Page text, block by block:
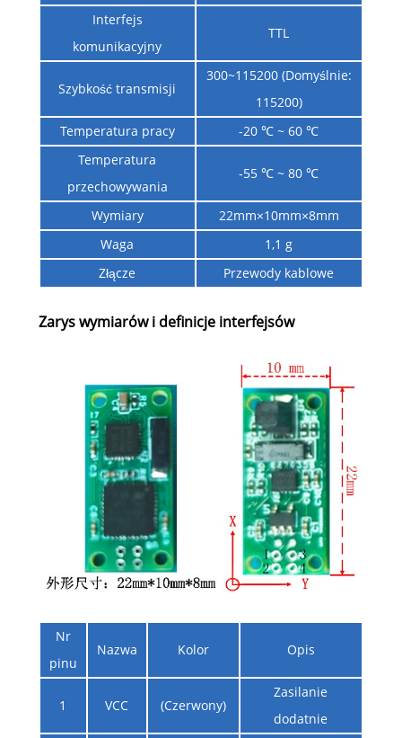
Interfejs
komunikacyjny
TTL
Szybkość transmisji
300~115200 (Domyślnie:
115200)
Temperatura pracy
-20 ℃ ~ 60 ℃
Temperatura
przechowywania
-55 ℃ ~ 80 ℃
Wymiary
22mm×10mm×8mm
Waga
1,1 g
Złącze
Przewody kablowe
Zarys wymiarów i definicje interfejsów
Nr
pinu
Nazwa Kolor Opis
1 VCC (Czerwony)
Zasilanie
dodatnie